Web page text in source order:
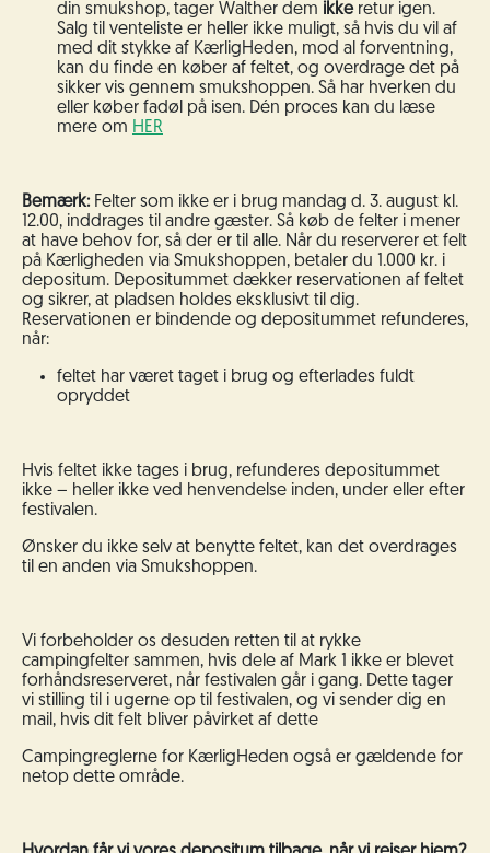
din smukshop, tager Walther dem ikke retur igen.
Salg til venteliste er heller ikke muligt, så hvis du vil af
med dit stykke af KærligHeden, mod al forventning,
kan du finde en køber af feltet, og overdrage det på
sikker vis gennem smukshoppen. Så har hverken du
eller køber fadøl på isen. Dén proces kan du læse
mere om HER
Bemærk: Felter som ikke er i brug mandag d. 3. august kl.
12.00, inddrages til andre gæster. Så køb de felter i mener
at have behov for, så der er til alle. Når du reserverer et felt
på Kærligheden via Smukshoppen, betaler du 1.000 kr. i
depositum. Depositummet dækker reservationen af feltet
og sikrer, at pladsen holdes eksklusivt til dig.
Reservationen er bindende og depositummet refunderes,
når:
feltet har været taget i brug og efterlades fuldt
opryddet
Hvis feltet ikke tages i brug, refunderes depositummet
ikke – heller ikke ved henvendelse inden, under eller efter
festivalen.
Ønsker du ikke selv at benytte feltet, kan det overdrages
til en anden via Smukshoppen.
Vi forbeholder os desuden retten til at rykke
campingfelter sammen, hvis dele af Mark 1 ikke er blevet
forhåndsreserveret, når festivalen går i gang. Dette tager
vi stilling til i ugerne op til festivalen, og vi sender dig en
mail, hvis dit felt bliver påvirket af dette
Campingreglerne for KærligHeden også er gældende for
netop dette område.